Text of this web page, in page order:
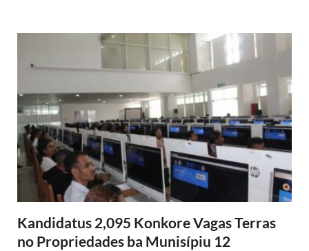
Kandidatus 2,095 Konkore Vagas Terras
no Propriedades ba Munisípiu 12